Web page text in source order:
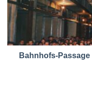
Bahnhofs-